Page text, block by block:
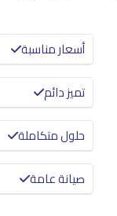
أسعار مناسبة
تميز دائم
حلول متكاملة
صيانة عامة